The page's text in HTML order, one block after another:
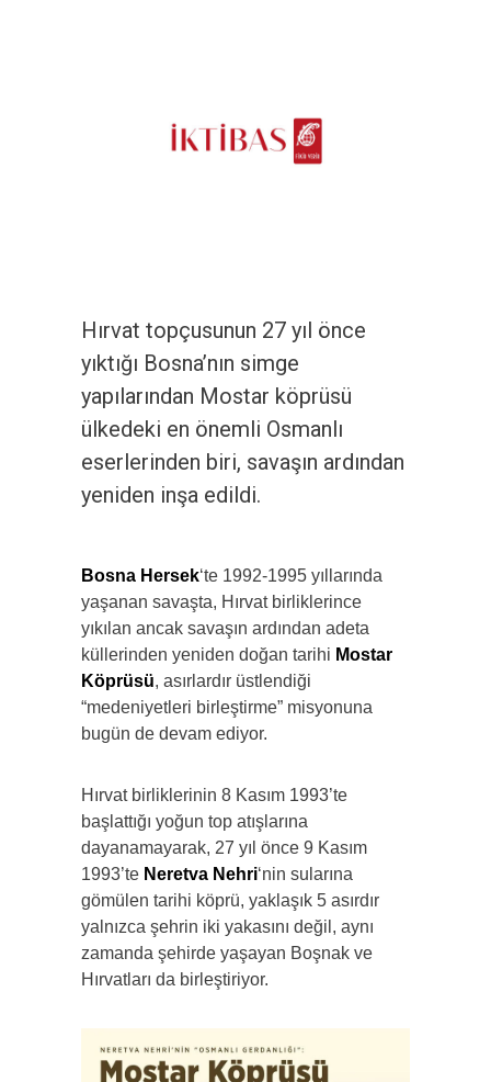
Hırvat topçusunun 27 yıl önce
yıktığı Bosna’nın simge
yapılarından Mostar köprüsü
ülkedeki en önemli Osmanlı
eserlerinden biri, savaşın ardından
yeniden inşa edildi.
Bosna Hersek‘te 1992-1995 yıllarında
yaşanan savaşta, Hırvat birliklerince
yıkılan ancak savaşın ardından adeta
küllerinden yeniden doğan tarihi Mostar
Köprüsü, asırlardır üstlendiği
“medeniyetleri birleştirme” misyonuna
bugün de devam ediyor.
Hırvat birliklerinin 8 Kasım 1993’te
başlattığı yoğun top atışlarına
dayanamayarak, 27 yıl önce 9 Kasım
1993’te Neretva Nehri‘nin sularına
gömülen tarihi köprü, yaklaşık 5 asırdır
yalnızca şehrin iki yakasını değil, aynı
zamanda şehirde yaşayan Boşnak ve
Hırvatları da birleştiriyor.